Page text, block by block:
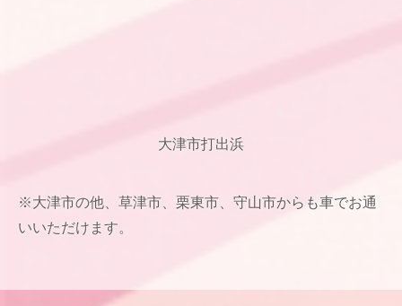
大津市打出浜
※大津市の他、草津市、栗東市、守山市からも車でお通
いいただけます。